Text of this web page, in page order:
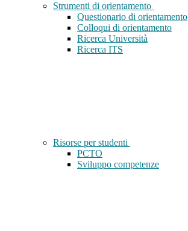
Strumenti di orientamento
Questionario di orientamento
Colloqui di orientamento
Ricerca Università
Ricerca ITS
Risorse per studenti
PCTO
Sviluppo competenze